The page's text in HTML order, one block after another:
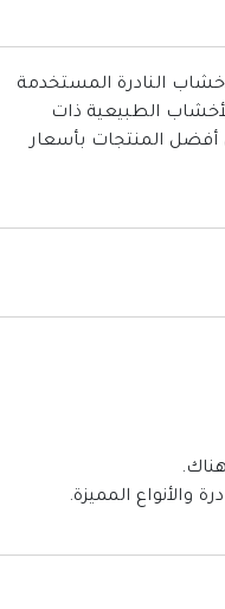
الأخشاب النادرة المستخدمة
الطبيعية ذات
أفضل المنتجات بأسعار